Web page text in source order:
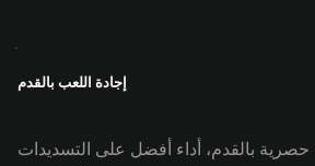
إجادة اللعب بالقدم
بالقدم، أداء أفضل على التسديدات